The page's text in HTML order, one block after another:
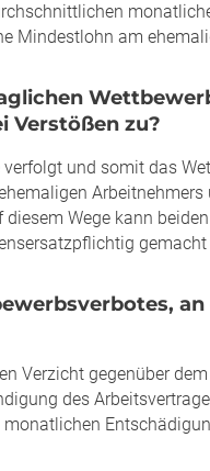
Mindestlohn am
Verstößen zu?
und somit das
Arbeitnehmers
Wege kann
gemacht
Verzicht gegenüber
des